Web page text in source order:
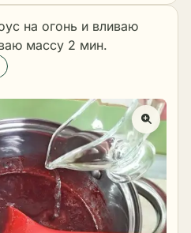
на огонь и вливаю
массу 2 мин.